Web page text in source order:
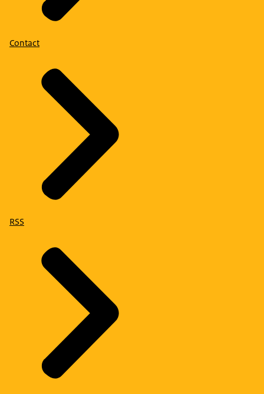
Contact
RSS